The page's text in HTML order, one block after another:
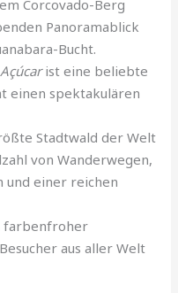
Corcovado-Berg
Panoramablick
Bucht.
ist eine beliebte
einen spektakulären
Stadtwald der Welt
von Wanderwegen,
und einer reichen
aus aller Welt